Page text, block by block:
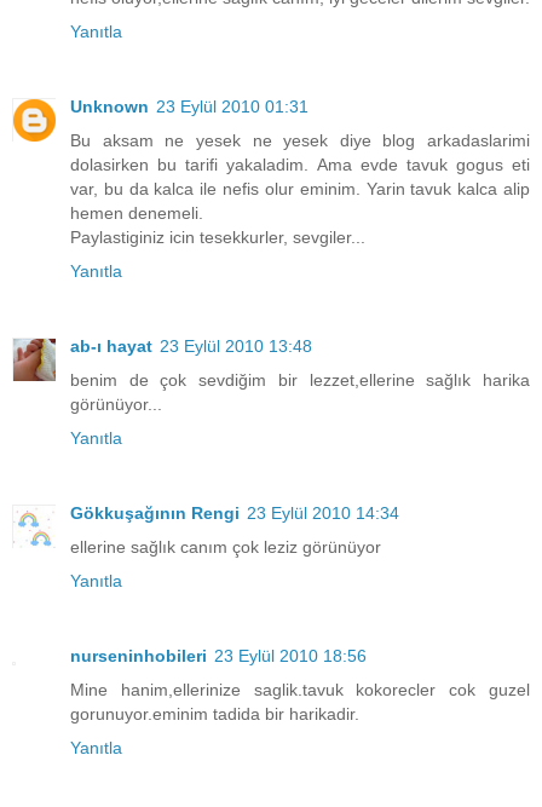
Yanıtla
Unknown 23 Eylül 2010 01:31
Bu aksam ne yesek ne yesek diye blog arkadaslarimi
dolasirken bu tarifi yakaladim. Ama evde tavuk gogus eti
var, bu da kalca ile nefis olur eminim. Yarin tavuk kalca alip
hemen denemeli.
Paylastiginiz icin tesekkurler, sevgiler...
Yanıtla
ab-ı hayat 23 Eylül 2010 13:48
benim de çok sevdiğim bir lezzet,ellerine sağlık harika
görünüyor...
Yanıtla
Gökkuşağının Rengi 23 Eylül 2010 14:34
ellerine sağlık canım çok leziz görünüyor
Yanıtla
nurseninhobileri 23 Eylül 2010 18:56
Mine hanim,ellerinize saglik.tavuk kokorecler cok guzel
gorunuyor.eminim tadida bir harikadir.
Yanıtla